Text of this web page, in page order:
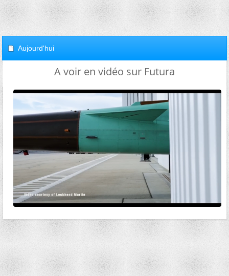
Aujourd'hui
A voir en vidéo sur Futura